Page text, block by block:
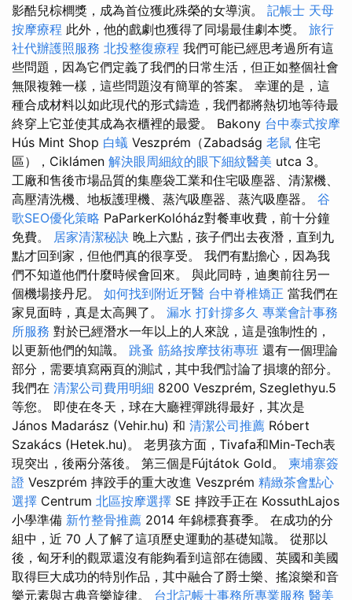
影酷兒棕櫚獎，成為首位獲此殊榮的女導演。 記帳士 天母
按摩療程 此外，他的戲劇也獲得了同場最佳劇本獎。 旅行
社代辦護照服務 北投整復療程 我們可能已經思考過所有這
些問題，因為它們定義了我們的日常生活，但正如整個社會
無限複雜一樣，這些問題沒有簡單的答案。 幸運的是，這
種合成材料以如此現代的形式鑄造，我們都將熱切地等待最
終穿上它並使其成為衣櫃裡的最愛。 Bakony 台中泰式按摩
Hús Mint Shop 白蟻 Veszprém（Zabadság 老鼠 住宅
區），Ciklámen 解決眼周細紋的眼下細紋醫美 utca 3。
工廠和售後市場品質的集塵袋工業和住宅吸塵器、清潔機、
高壓清洗機、地板護理機、蒸汽吸塵器、蒸汽吸塵器。 谷
歌SEO優化策略 PaParkerKolóház對餐車收費，前十分鐘
免費。 居家清潔秘訣 晚上六點，孩子們出去夜潛，直到九
點才回到家，但他們真的很享受。 我們有點擔心，因為我
們不知道他們什麼時候會回來。 與此同時，迪奧前往另一
個機場接丹尼。 如何找到附近牙醫 台中脊椎矯正 當我們在
家見面時，真是太高興了。 漏水 打針撐多久 專業會計事務
所服務 對於已經潛水一年以上的人來說，這是強制性的，
以更新他們的知識。 跳蚤 筋絡按摩技術專班 還有一個理論
部分，需要填寫兩頁的測試，其中我們討論了損壞的部分。
我們在 清潔公司費用明細 8200 Veszprém, Szeglethyu.5
等您。 即使在冬天，球在大廳裡彈跳得最好，其次是
János Madarász (Vehir.hu) 和 清潔公司推薦 Róbert
Szakács (Hetek.hu)。 老男孩方面，Tivafa和Min-Tech表
現突出，後兩分落後。 第三個是Fújtátok Gold。 柬埔寨簽
證 Veszprém 摔跤手的重大改進 Veszprém 精緻茶會點心
選擇 Centrum 北區按摩選擇 SE 摔跤手正在 KossuthLajos
小學準備 新竹整骨推薦 2014 年錦標賽賽季。 在成功的分
組中，近 70 人了解了這項歷史運動的基礎知識。 從那以
後，匈牙利的觀眾還沒有能夠看到這部在德國、英國和美國
取得巨大成功的特別作品，其中融合了爵士樂、搖滾樂和音
樂元素與古典音樂旋律。 台北記帳士事務所專業服務 醫美